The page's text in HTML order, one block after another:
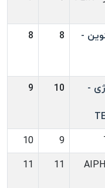
-
8
8
-
10
9
9
10
11
11